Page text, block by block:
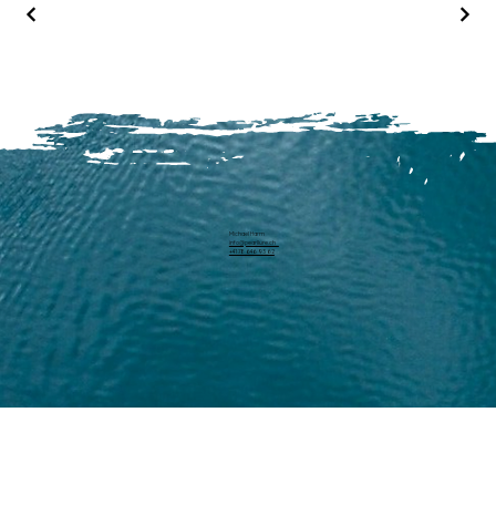
Michael Harm
info@pearllure.ch
+41 78 646 93 62